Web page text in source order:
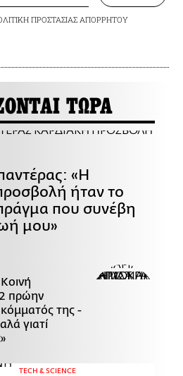
ΠΡΟΣΤΑΣΙΑΣ ΑΠΟΡΡΗΤΟΥ
ΤΩΡΑ
«Η
ήταν το
που συνέβη
μου»
πρώην
της -
γιατί
ΤECH & SCIENCE